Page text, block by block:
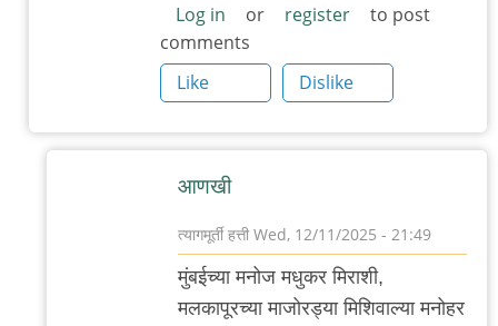
Log in or register
to post
comments
Like
Dislike
आणखी
त्यागमूर्ती हत्ती Wed, 12/11/2025 - 21:49
In
reply
मुंबईच्या मनोज मधुकर मिराशी,
मलकापूरच्या माजोरड्या मिशिवाल्या मनोहर